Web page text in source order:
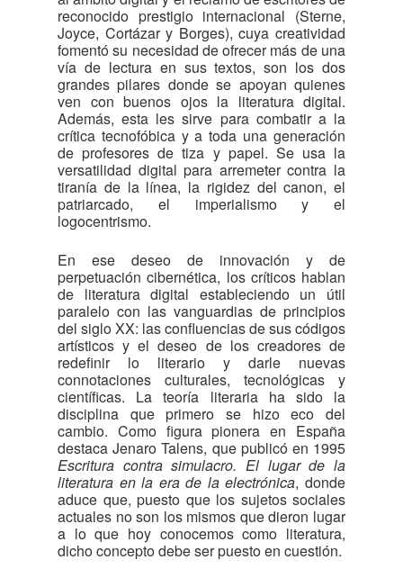
reconocido prestigio internacional (Sterne,
Joyce, Cortázar y Borges), cuya creatividad
fomentó su necesidad de ofrecer más de una
vía de lectura en sus textos, son los dos
grandes pilares donde se apoyan quienes
ven con buenos ojos la literatura digital.
Además, esta les sirve para combatir a la
crítica tecnofóbica y a toda una generación
de profesores de tiza y papel. Se usa la
versatilidad digital para arremeter contra la
tiranía de la línea, la rigidez del canon, el
patriarcado, el imperialismo y el
logocentrismo.
En ese deseo de innovación y de
perpetuación cibernética, los críticos hablan
de literatura digital estableciendo un útil
paralelo con las vanguardias de principios
del siglo XX: las confluencias de sus códigos
artísticos y el deseo de los creadores de
redefinir lo literario y darle nuevas
connotaciones culturales, tecnológicas y
científicas. La teoría literaria ha sido la
disciplina que primero se hizo eco del
cambio. Como figura pionera en España
destaca Jenaro Talens, que publicó en 1995
Escritura contra simulacro. El lugar de la
literatura en la era de la electrónica, donde
aduce que, puesto que los sujetos sociales
actuales no son los mismos que dieron lugar
a lo que hoy conocemos como literatura,
dicho concepto debe ser puesto en cuestión.